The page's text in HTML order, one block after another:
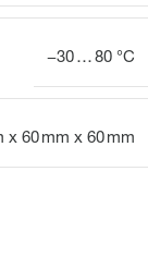
−30 … 80 °C
x 60 mm x 60 mm